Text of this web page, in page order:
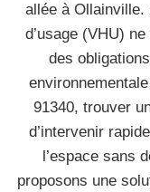
allée à Ollainville.
d’usage (VHU)
des
91340, trouver
d’intervenir
l’espace sans
proposons une